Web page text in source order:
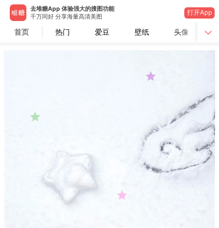
去堆糖App 体验强大的搜图功能
千万同好 分享海量高清美图
打开App
首页 热门 爱豆 壁纸 头像